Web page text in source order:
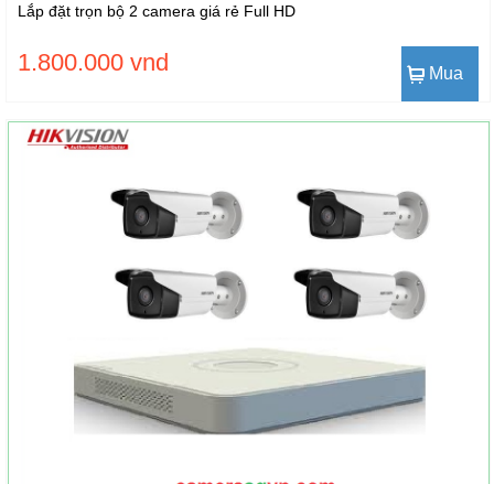
Lắp đặt trọn bộ 2 camera giá rẻ Full HD
1.800.000 vnd Mua